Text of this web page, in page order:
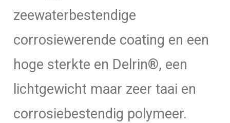
zeewaterbestendige
corrosiewerende coating en een
hoge sterkte en Delrin®, een
lichtgewicht maar zeer taai en
corrosiebestendig polymeer.